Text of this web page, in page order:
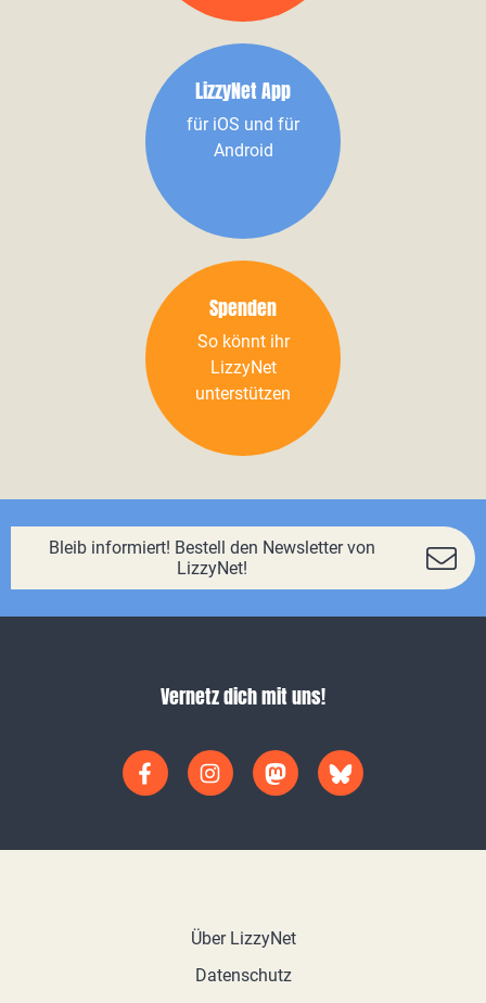
LizzyNet App
für iOS und für
Android
Spenden
So könnt ihr
LizzyNet
unterstützen
Bleib informiert! Bestell den Newsletter von
LizzyNet!
Vernetz dich mit uns!
Über LizzyNet
Datenschutz